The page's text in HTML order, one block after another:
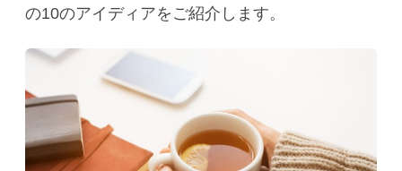
の10のアイディアをご紹介します。